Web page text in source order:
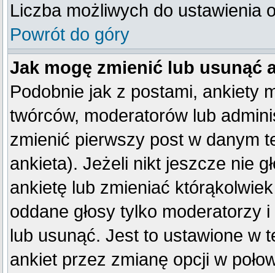
Liczba możliwych do ustawienia
Powrót do góry
Jak mogę zmienić lub usunąć
Podobnie jak z postami, ankiety
twórców, moderatorów lub
zmienić pierwszy post w danym
ankieta). Jeżeli nikt jeszcze nie
ankietę lub zmieniać
oddane głosy tylko moderatorzy
lub usunąć. Jest to ustawione w
ankiet przez zmianę opcji w